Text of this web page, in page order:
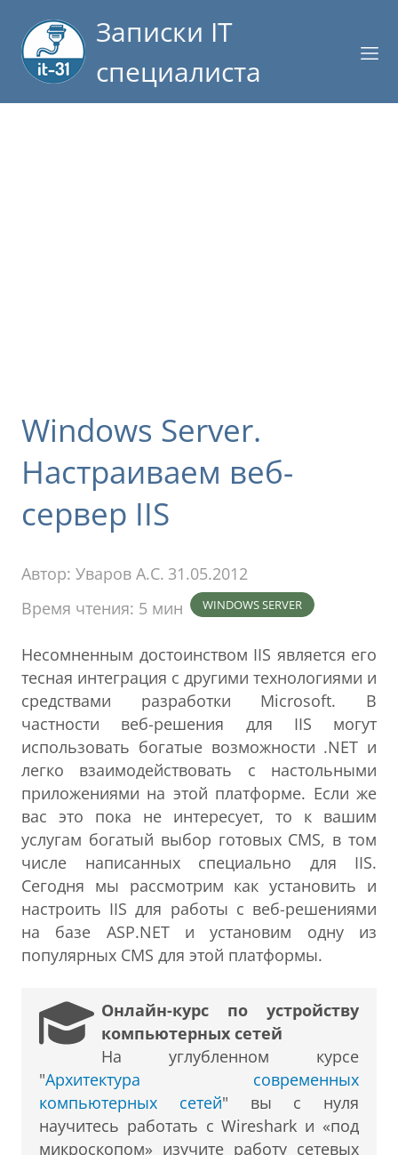
Записки IT
специалиста
Windows Server.
Настраиваем веб-
сервер IIS
Автор: Уваров А.С. 31.05.2012
Время чтения: 5 мин
WINDOWS SERVER
Несомненным достоинством IIS является его
тесная интеграция с другими технологиями и
средствами разработки Microsoft. В
частности веб-решения для IIS могут
использовать богатые возможности .NET и
легко взаимодействовать с настольными
приложениями на этой платформе. Если же
вас это пока не интересует, то к вашим
услугам богатый выбор готовых CMS, в том
числе написанных специально для IIS.
Сегодня мы рассмотрим как установить и
настроить IIS для работы с веб-решениями
на базе ASP.NET и установим одну из
популярных CMS для этой платформы.
Онлайн-курс по устройству
компьютерных сетей
На углубленном курсе
"Архитектура современных
компьютерных сетей" вы с нуля
научитесь работать с Wireshark и «под
микроскопом» изучите работу сетевых